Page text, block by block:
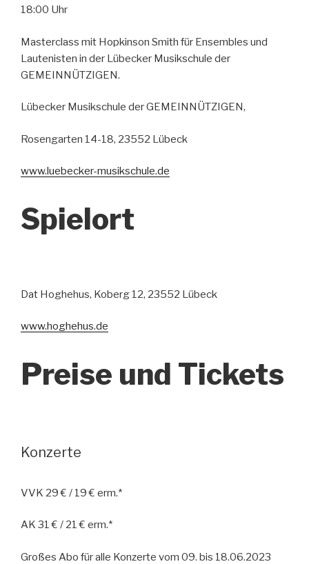
18:00 Uhr
Masterclass mit Hopkinson Smith für Ensembles und
Lautenisten in der Lübecker Musikschule der
GEMEINNÜTZIGEN.
Lübecker Musikschule der GEMEINNÜTZIGEN,
Rosengarten 14-18, 23552 Lübeck
www.luebecker-musikschule.de
Spielort
Dat Hoghehus, Koberg 12, 23552 Lübeck
www.hoghehus.de
Preise und Tickets
Konzerte
VVK 29 € / 19 € erm.*
AK 31 € / 21 € erm.*
Großes Abo für alle Konzerte vom 09. bis 18.06.2023